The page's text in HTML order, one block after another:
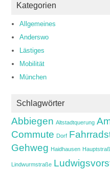
Kategorien
Allgemeines
Anderswo
Lästiges
Mobilität
München
Schlagwörter
Abbiegen Altstadtquerung
Commute Dorf
Gehweg Haidhausen
Lindwurmstraße